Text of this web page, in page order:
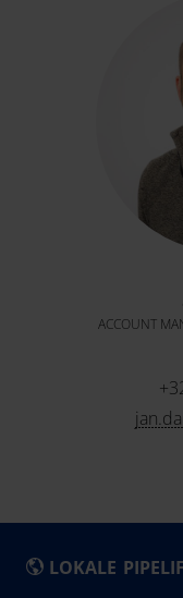
ACCOUNT
LOKALE